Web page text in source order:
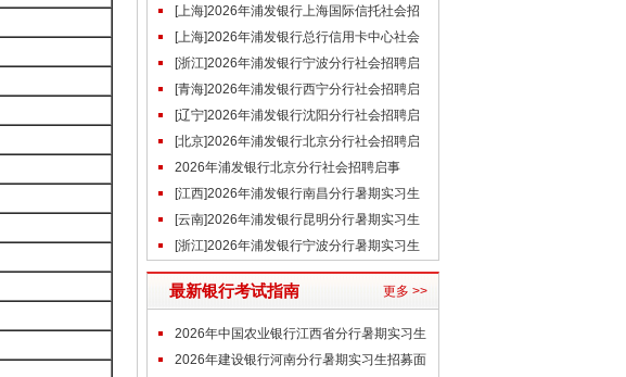
招聘公告
[上海]2026年浦发银行上海国际信托社会招
聘启事（6.26）
[上海]2026年浦发银行总行信用卡中心社会
招聘启事（6.26）
[浙江]2026年浦发银行宁波分行社会招聘启
事（6.24）
[青海]2026年浦发银行西宁分行社会招聘启
事（6.23）
[辽宁]2026年浦发银行沈阳分行社会招聘启
事（6.23）
[北京]2026年浦发银行北京分行社会招聘启
事（6.23）
2026年浦发银行北京分行社会招聘启事
（6.23）
[江西]2026年浦发银行南昌分行暑期实习生
招聘公告
[云南]2026年浦发银行昆明分行暑期实习生
招聘公告
[浙江]2026年浦发银行宁波分行暑期实习生
招聘公告
最新银行考试指南 更多 >>
2026年中国农业银行江西省分行暑期实习生
招募面试通知
2026年建设银行河南分行暑期实习生招募面